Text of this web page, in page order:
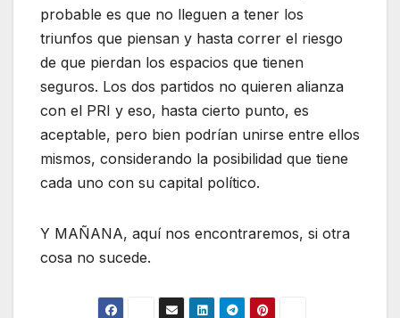
probable es que no lleguen a tener los
triunfos que piensan y hasta correr el riesgo
de que pierdan los espacios que tienen
seguros. Los dos partidos no quieren alianza
con el PRI y eso, hasta cierto punto, es
aceptable, pero bien podrían unirse entre ellos
mismos, considerando la posibilidad que tiene
cada uno con su capital político.
Y MAÑANA, aquí nos encontraremos, si otra
cosa no sucede.